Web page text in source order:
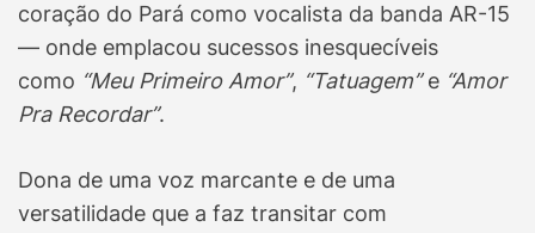
coração do Pará como vocalista da banda AR-15
— onde emplacou sucessos inesquecíveis
como “Meu Primeiro Amor”, “Tatuagem”e “Amor
Pra Recordar”.
Dona de uma voz marcante e de uma
versatilidade que a faz transitar com